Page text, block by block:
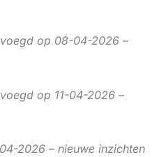
op 08-04-2026 –
op 11-04-2026 –
2026 – nieuwe inzichten